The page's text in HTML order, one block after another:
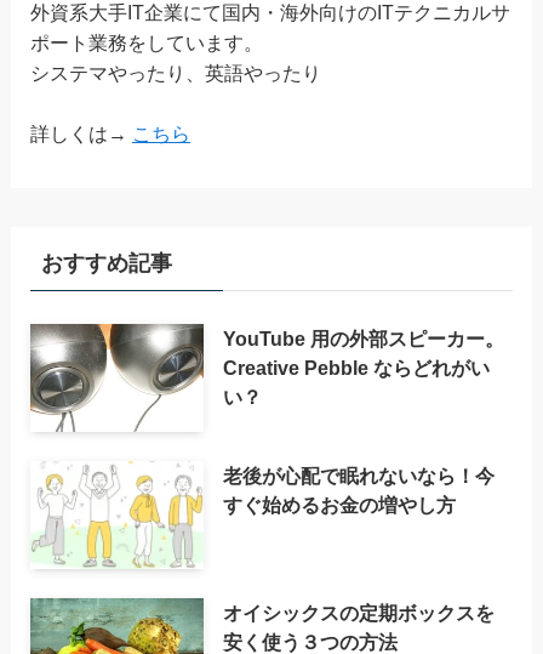
外資系大手IT企業にて国内・海外向けのITテクニカルサ
ポート業務をしています。
システマやったり、英語やったり
詳しくは→ こちら
おすすめ記事
YouTube 用の外部スピーカー。
Creative Pebble ならどれがい
い？
老後が心配で眠れないなら！今
すぐ始めるお金の増やし方
オイシックスの定期ボックスを
安く使う３つの方法